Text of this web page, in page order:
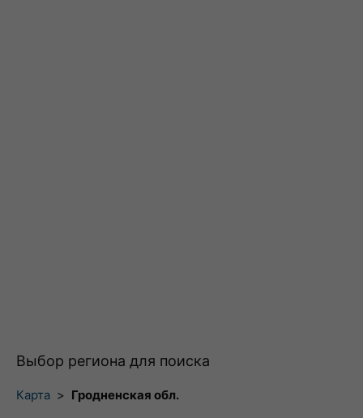
Выбор региона для поиска
Карта > Гродненская обл.